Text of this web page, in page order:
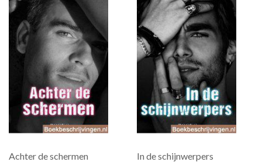
Achter de schermen In de schijnwerpers